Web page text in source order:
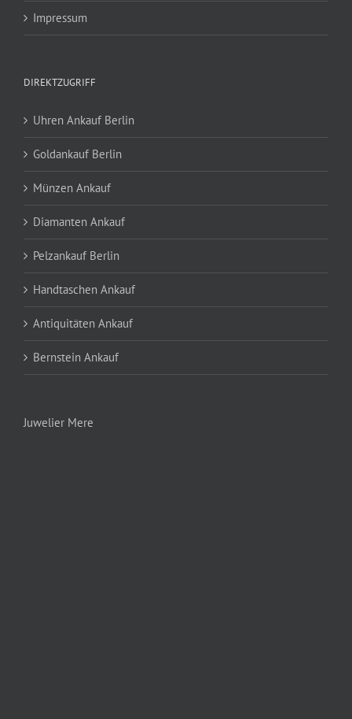
Impressum
DIREKTZUGRIFF
Uhren Ankauf Berlin
Goldankauf Berlin
Münzen Ankauf
Diamanten Ankauf
Pelzankauf Berlin
Handtaschen Ankauf
Antiquitäten Ankauf
Bernstein Ankauf
Juwelier Mere